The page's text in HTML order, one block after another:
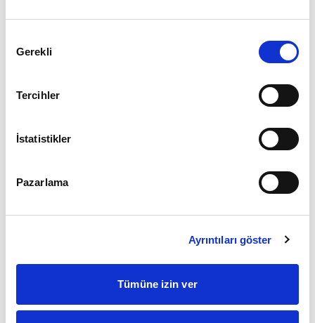
Seçimi
Gerekli
Tercihler
İstatistikler
Pazarlama
Ayrıntıları göster
Tümüne izin ver
Şifrenizi mi unuttunuz ?